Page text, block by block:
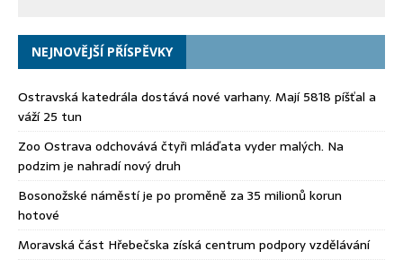
NEJNOVĚJŠÍ PŘÍSPĚVKY
Ostravská katedrála dostává nové varhany. Mají 5818 píšťal a
váží 25 tun
Zoo Ostrava odchovává čtyři mláďata vyder malých. Na
podzim je nahradí nový druh
Bosonožské náměstí je po proměně za 35 milionů korun
hotové
Moravská část Hřebečska získá centrum podpory vzdělávání